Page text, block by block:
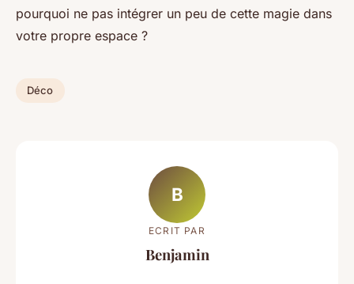
pourquoi ne pas intégrer un peu de cette magie dans
votre propre espace ?
Déco
B
ECRIT PAR
Benjamin